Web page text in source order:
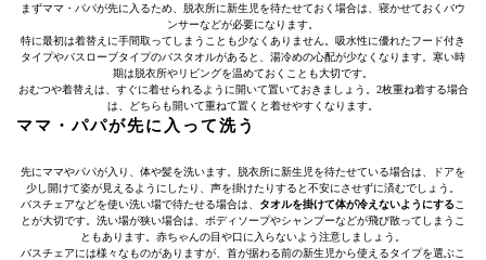
まずママ・パパが先に入るため、脱衣所に新生児を待たせておく場合は、寝かせておくバウ
ンサーなどが必要になります。
特に最初は着替えに手間取ってしまうことも少なくありません。吸水性に優れたフード付き
タイプやバスローブタイプのバスタオルがあると、湯冷めの心配が少なくなります。寒い時
期は脱衣所やリビングを温めておくことも大切です。
おむつや着替えは、すぐに着せられるように開いて置いておきましょう。2枚重ね着する場合
は、どちらも開いて重ねて置くと着せやすくなります。
ママ・パパが先に入って洗う
先にママやパパが入り、体や髪を洗います。脱衣所に新生児を待たせている場合は、ドアを
少し開けて姿が見えるようにしたり、声を掛けたりすると不安にさせずに済むでしょう。
バスチェアなどを使い洗い場で待たせる場合は、 タオルを掛けて体が冷えないようにする こ
とが大切です。洗い場が狭い場合は、ボディソープやシャンプーなどが飛び散ってしまうこ
ともあります。赤ちゃんの目や口に入らないよう注意しましょう。
バスチェアには様々なものがありますが、首が据わる前の新生児から使えるタイプを選ぶこ